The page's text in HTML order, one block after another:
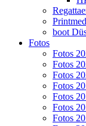
boot
Fotos
Fotos
Fotos
Fotos
Fotos
Fotos
Fotos
Fotos